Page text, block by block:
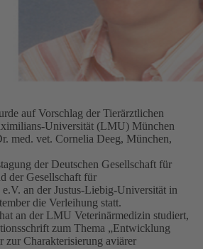
auf Vorschlag der Tierärztlichen
Universität (LMU) München
med. vet. Cornelia Deeg, München,
der Deutschen Gesellschaft für
der Gesellschaft für
an der Justus-Liebig-Universität in
die Verleihung statt.
an der LMU Veterinärmedizin studiert,
zum Thema „Entwicklung
zur Charakterisierung aviärer